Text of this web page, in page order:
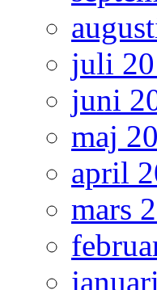
juli
juni
maj
april
mars